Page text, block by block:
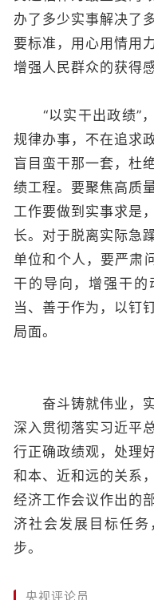
办了多少实事解决了
要标准，用心用情用
增强人民群众的获得
“以实干出政绩”，
规律办事，不在追求
盲目蛮干那一套，杜
绩工程。要聚焦高质
工作要做到实事求是
长。对于脱离实际急
单位和个人，要严肃
干的导向，增强干的
当、善于作为，以钉
局面。
奋斗铸就伟业，实
深入贯彻落实习近平
行正确政绩观，处理
和本、近和远的关系
经济工作会议作出的
济社会发展目标任务
步。
央视评论员